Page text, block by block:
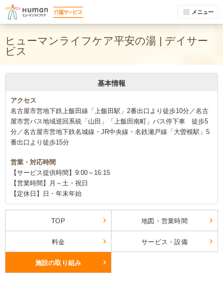
メニュー
ヒューマンライフケア平安の湯 | デイサー
ビス
基本情報
アクセス
名古屋市営地下鉄上飯田線「上飯田駅」2番出口より徒歩10分／名古
屋市営バス地域巡回系統「山田」「上飯田南町」バス停下車 徒歩5
分／名古屋市営地下鉄名城線・JR中央線・名鉄瀬戸線「大曽根駅」5
番出口より徒歩15分
営業・対応時間
【サービス提供時間】9:00～16:15
【営業時間】月～土・祝日
【定休日】日・年末年始
TOP 地図・営業時間
料金 サービス・設備
施設の取り組み